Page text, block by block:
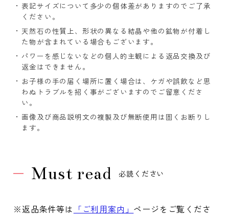
表記サイズについて多少の個体差がありますのでご了承
ください。
天然石の性質上、形状の異なる結晶や他の鉱物が付着し
た物が含まれている場合もございます。
パワーを感じないなどの個人的主観による返品交換及び
返金はできません。
お子様の手の届く場所に置く場合は、ケガや誤飲など思
わぬトラブルを招く事がございますのでご留意くださ
い。
画像及び商品説明文の複製及び無断使用は固くお断りし
ます。
Must read 必読ください
※返品条件等は 「ご利用案内」 ページをご覧くださ